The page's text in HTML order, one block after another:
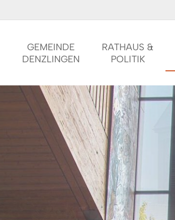
GEMEINDE
DENZLINGEN
RATHAUS &
POLITIK